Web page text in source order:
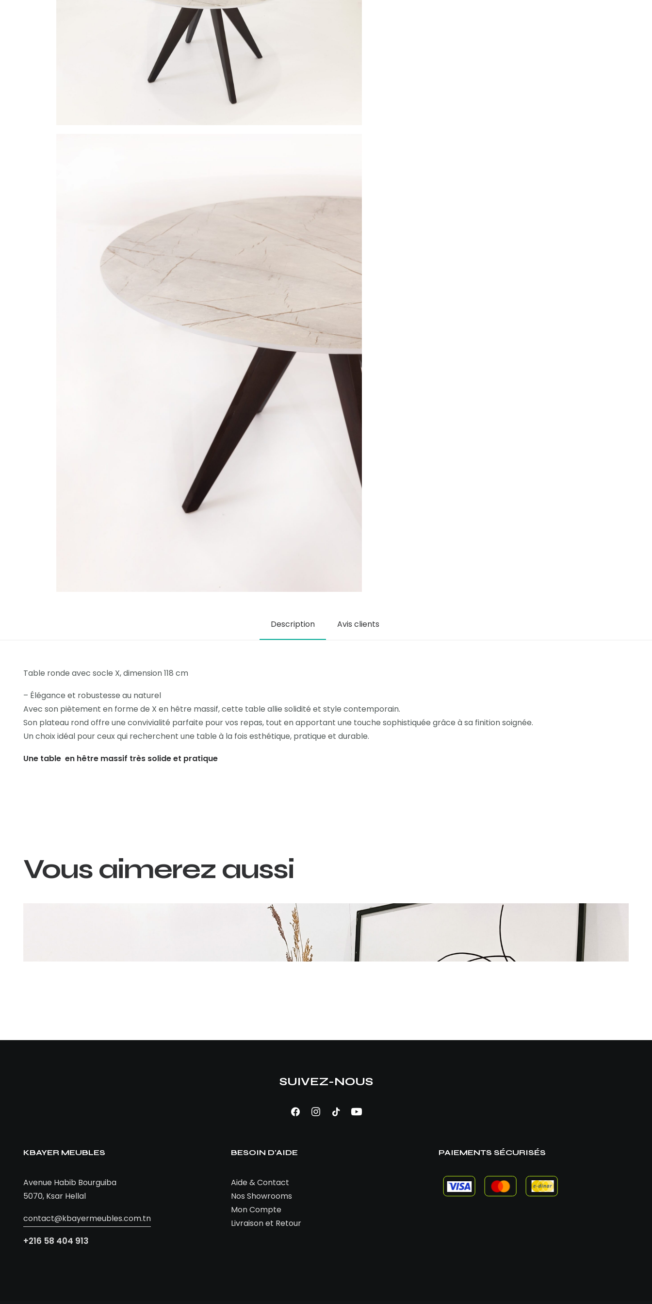
Description Avis clients
Table ronde avec socle X, dimension 118 cm
– Élégance et robustesse au naturel
Avec son piètement en forme de X en hêtre massif, cette table allie solidité et style contemporain.
Son plateau rond offre une convivialité parfaite pour vos repas, tout en apportant une touche sophistiquée grâce à sa finition soignée.
Un choix idéal pour ceux qui recherchent une table à la fois esthétique, pratique et durable.
Une table en hêtre massif très solide et pratique
Vous aimerez aussi
SUIVEZ-NOUS
KBAYER MEUBLES
Avenue Habib Bourguiba
5070, Ksar Hellal
contact@kbayermeubles.com.tn
+216 58 404 913
BESOIN D'AIDE
Aide & Contact
Nos Showrooms
Mon Compte
Livraison et Retour
PAIEMENTS SÉCURISÉS